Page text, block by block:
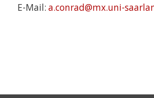
E-Mail: a.conrad@mx.uni-